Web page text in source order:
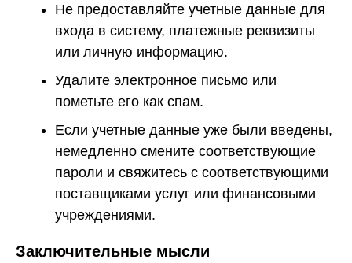
Не предоставляйте учетные данные для
входа в систему, платежные реквизиты
или личную информацию.
Удалите электронное письмо или
пометьте его как спам.
Если учетные данные уже были введены,
немедленно смените соответствующие
пароли и свяжитесь с соответствующими
поставщиками услуг или финансовыми
учреждениями.
Заключительные мысли